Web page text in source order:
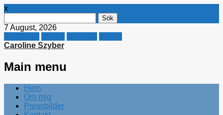
x
efter:
7 August, 2026
Caroline Szyber
Main menu
Skip
content
Hem
Om mig
Pressbilder